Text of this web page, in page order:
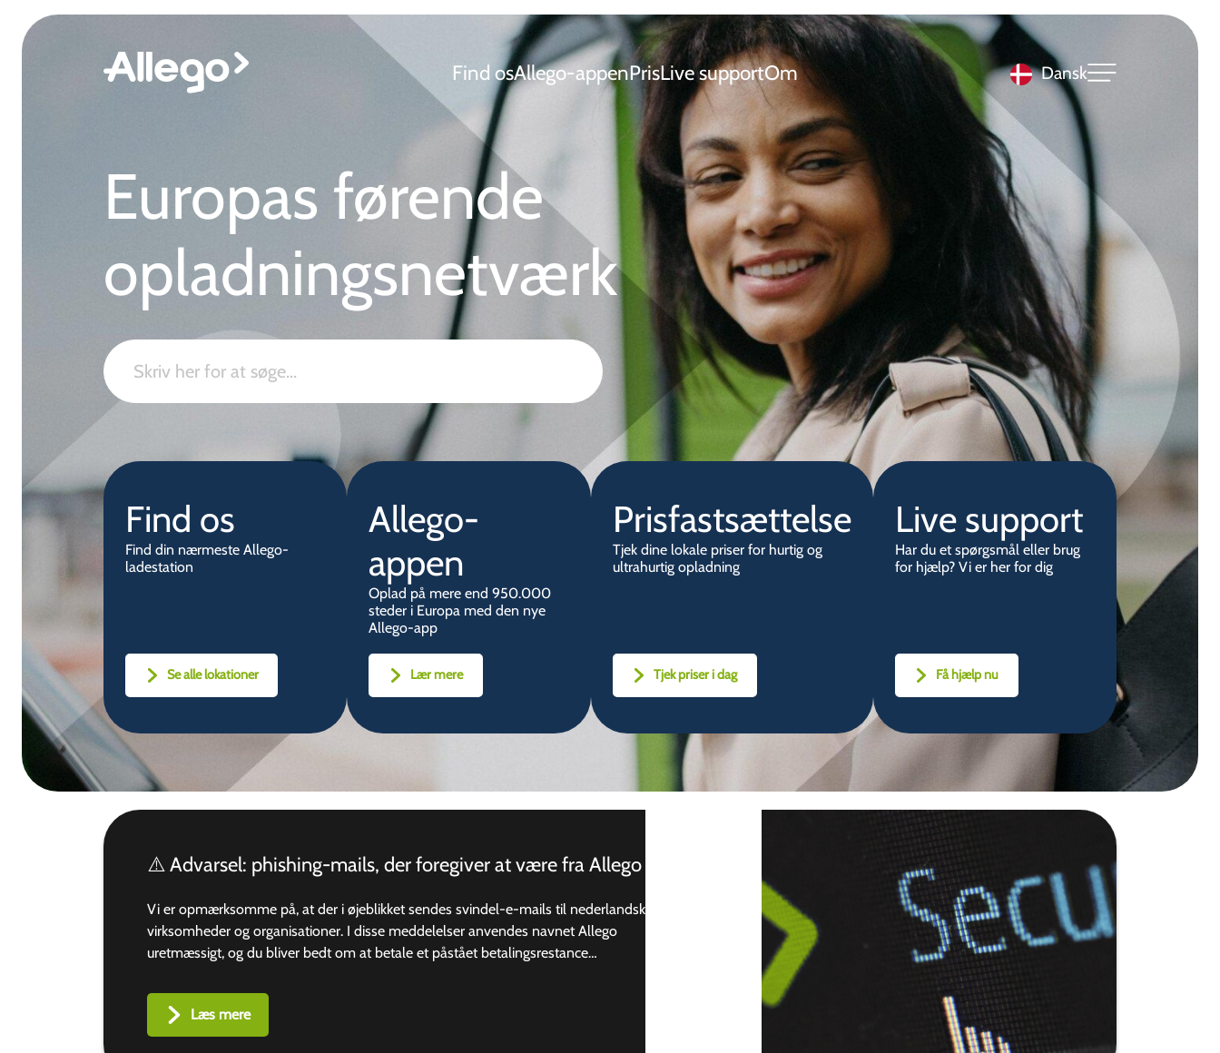
Find osAllego-appenPrisLive supportOm Dansk
Europas førende
opladningsnetværk
Find os
Find din nærmeste Allego-
ladestation
Se alle lokationer
Allego-
appen
Oplad på mere end 950.000
steder i Europa med den nye
Allego-app
Lær mere
Prisfastsættelse
Tjek dine lokale priser for hurtig og
ultrahurtig opladning
Tjek priser i dag
Live support
Har du et spørgsmål eller brug
for hjælp? Vi er her for dig
Få hjælp nu
⚠️ Advarsel: phishing-mails, der foregiver at være fra Allego
Vi er opmærksomme på, at der i øjeblikket sendes svindel-e-mails til nederlandske
virksomheder og organisationer. I disse meddelelser anvendes navnet Allego
uretmæssigt, og du bliver bedt om at betale et påstået betalingsrestance…
Læs mere